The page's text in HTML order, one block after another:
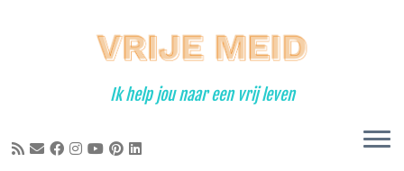
Ik help jou naar een vrij leven